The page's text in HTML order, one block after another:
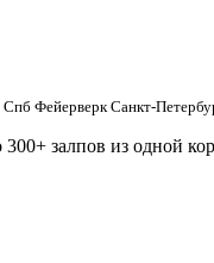
Фейерверк Санкт-
300+ залпов из одной